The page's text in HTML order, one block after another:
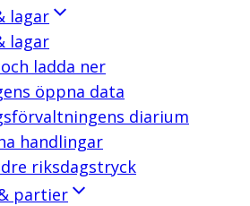
lagar
lagar
ladda ner
öppna data
diarium
handlingar
riksdagstryck
partier